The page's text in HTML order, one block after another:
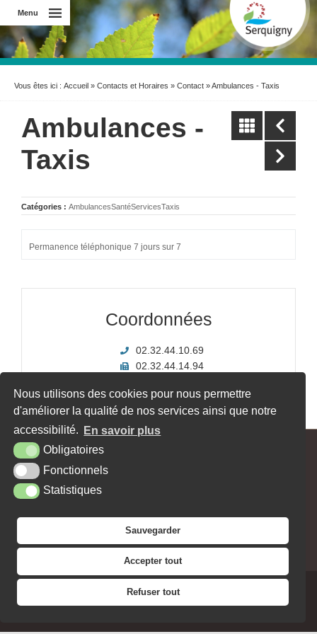
Nous utilisons des cookies pour nous permettre
d'améliorer la qualité de nos services ainsi que notre
accessibilité.
En savoir plus
Obligatoires
Fonctionnels
Statistiques
Sauvegarder
Accepter tout
Refuser tout
Menu
Vous êtes ici : Accueil » Contacts et Horaires » Contact » Ambulances - Taxis
Ambulances -
Taxis
Catégories : AmbulancesSantéServicesTaxis
Permanence téléphonique 7 jours sur 7
Coordonnées
02.32.44.10.69
02.32.44.14.94
« Serquigny Couverture Boucher – Charcutier
MAIRIE - 62, RUE MAX CARPENTIER - 27470 SERQUIGNY
Tél. : 02 32 44 10 15
PLAN DU SITE MENTIONS LÉGALES
KREA3
JE SOUHAITE RECEVOIR LA NEWSLETTER